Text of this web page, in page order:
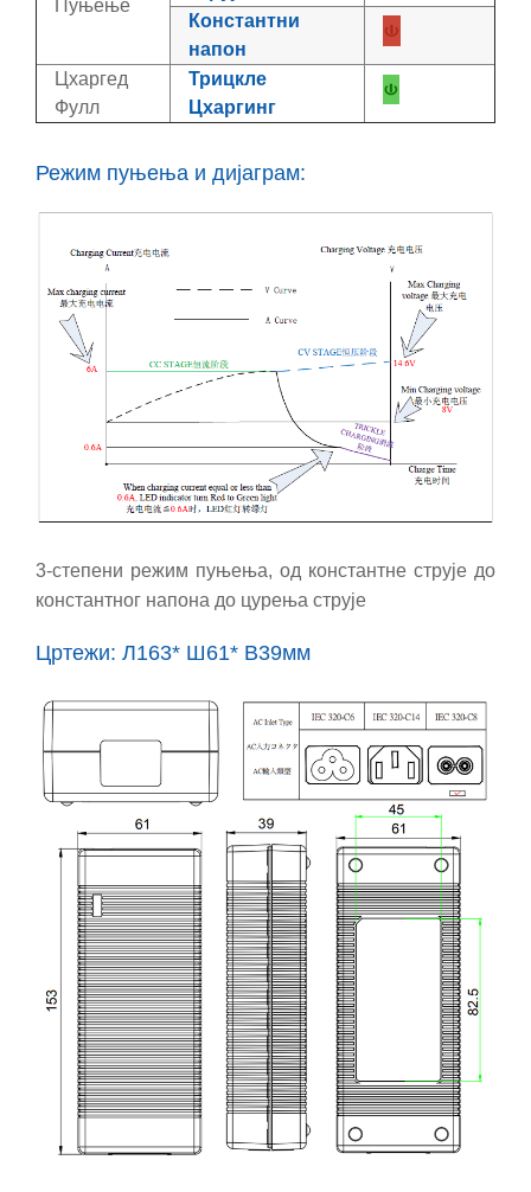
Пуњење
Константни
напон
Цхаргед
Фулл
Трицкле
Цхаргинг
Режим пуњења и дијаграм:
3-степени режим пуњења, од константне струје до
константног напона до цурења струје
Цртежи: Л163* Ш61* В39мм